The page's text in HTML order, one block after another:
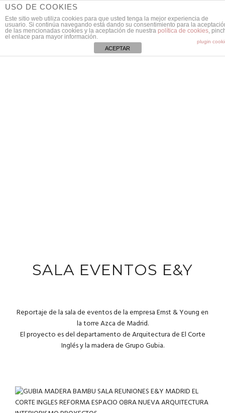
SALA EVENTOS E&Y
Reportaje de la sala de eventos de la empresa Ernst & Young en
la torre Azca de Madrid.
El proyecto es del departamento de Arquitectura de El Corte
Inglés y la madera de Grupo Gubia.
USO DE COOKIES
Este sitio web utiliza cookies para que usted tenga la mejor experiencia de
usuario. Si continúa navegando está dando su consentimiento para la
de las mencionadas cookies y la aceptación de nuestra política de cookies,
el enlace para mayor información.
plugin
ACEPTAR